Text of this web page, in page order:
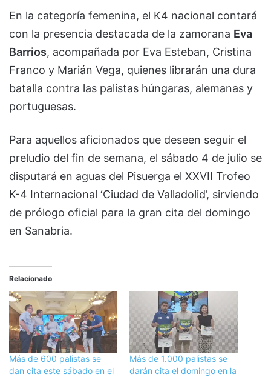
En la categoría femenina, el K4 nacional contará
con la presencia destacada de la zamorana Eva
Barrios, acompañada por Eva Esteban, Cristina
Franco y Marián Vega, quienes librarán una dura
batalla contra las palistas húngaras, alemanas y
portuguesas.
Para aquellos aficionados que deseen seguir el
preludio del fin de semana, el sábado 4 de julio se
disputará en aguas del Pisuerga el XXVII Trofeo
K-4 Internacional ‘Ciudad de Valladolid’, sirviendo
de prólogo oficial para la gran cita del domingo
en Sanabria.
Relacionado
Más de 600 palistas se
dan cita este sábado en el
Más de 1.000 palistas se
darán cita el domingo en la